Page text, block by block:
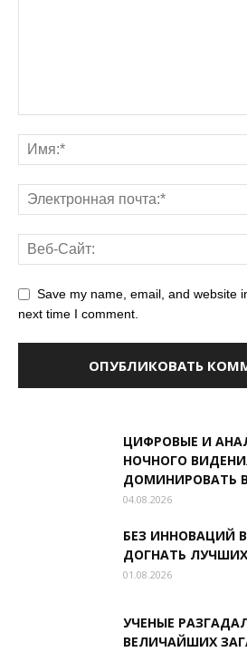
Save my name, email, and website
next time I comment.
ЦИФРОВЫЕ И
НОЧНОГО
ДОМИНИРОВАТЬ
04.08.2026
БЕЗ ИННОВАЦИЙ
ДОГНАТЬ ЛУЧШИХ
01.08.2026
УЧЕНЫЕ
ВЕЛИЧАЙШИХ